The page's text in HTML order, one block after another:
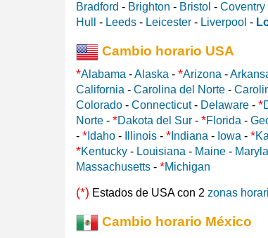
Bradford - Brighton - Bristol - Coventry
Hull
- Leeds - Leicester - Liverpool -
Cambio horario USA
*Alabama -Alaska - *Arizona -
California - Carolina del Norte -
Colorado - Connecticut- Delaware - *
Norte - *Dakota del Sur - *Florida -
- * Idaho - Illinois - * Indiana - Iowa - *
*Kentucky - Louisiana - Maine -
Massachusetts - *Michigan
(*) Estados de USA con 2 zonas
Cambio horario México